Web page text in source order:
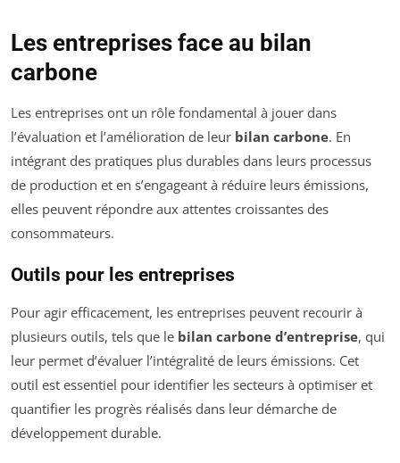
Les entreprises face au bilan
carbone
Les entreprises ont un rôle fondamental à jouer dans
l’évaluation et l’amélioration de leur bilan carbone. En
intégrant des pratiques plus durables dans leurs processus
de production et en s’engageant à réduire leurs émissions,
elles peuvent répondre aux attentes croissantes des
consommateurs.
Outils pour les entreprises
Pour agir efficacement, les entreprises peuvent recourir à
plusieurs outils, tels que le bilan carbone d’entreprise, qui
leur permet d’évaluer l’intégralité de leurs émissions. Cet
outil est essentiel pour identifier les secteurs à optimiser et
quantifier les progrès réalisés dans leur démarche de
développement durable.